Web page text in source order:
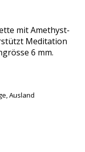
mit Amethyst-
Meditation
6 mm.
Ausland